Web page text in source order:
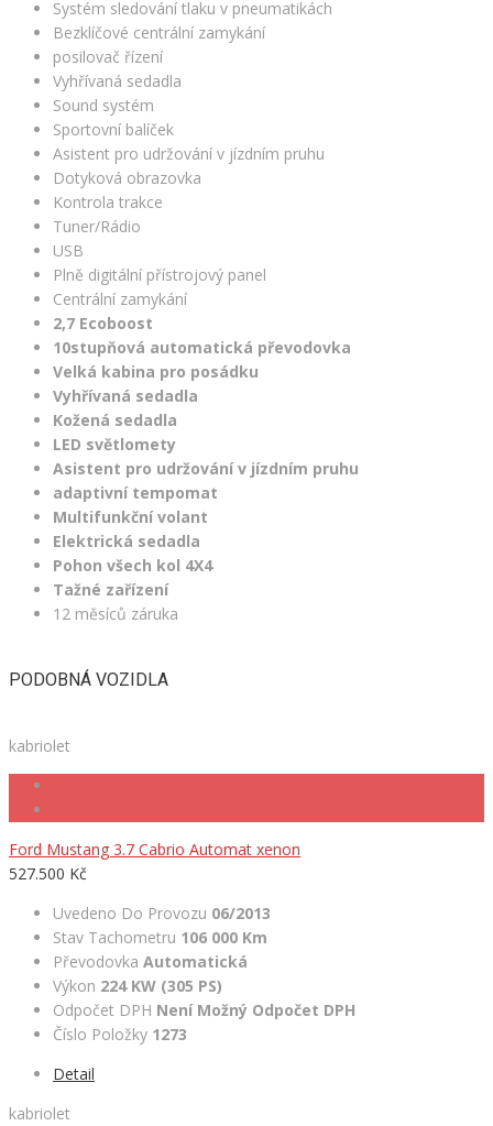
Systém sledování tlaku v pneumatikách
Bezklíčové centrální zamykání
posilovač řízení
Vyhřívaná sedadla
Sound systém
Sportovní balíček
Asistent pro udržování v jízdním pruhu
Dotyková obrazovka
Kontrola trakce
Tuner/Rádio
USB
Plně digitální přístrojový panel
Centrální zamykání
2,7 Ecoboost
10stupňová automatická převodovka
Velká kabina pro posádku
Vyhřívaná sedadla
Kožená sedadla
LED světlomety
Asistent pro udržování v jízdním pruhu
adaptivní tempomat
Multifunkční volant
Elektrická sedadla
Pohon všech kol 4X4
Tažné zařízení
12 měsíců záruka
PODOBNÁ VOZIDLA
kabriolet
Ford Mustang 3.7 Cabrio Automat xenon
527.500 Kč
Uvedeno Do Provozu 06/2013
Stav Tachometru 106 000 Km
Převodovka Automatická
Výkon 224 KW (305 PS)
Odpočet DPH Není Možný Odpočet DPH
Číslo Položky 1273
Detail
kabriolet